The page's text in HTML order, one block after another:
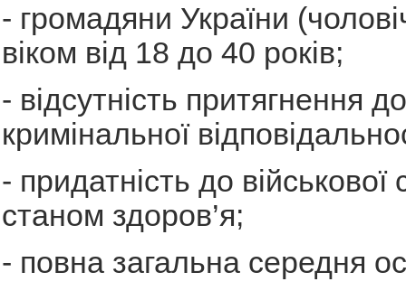
- громадяни України
віком від 18 до 40 років;
- відсутність притягнення до
кримінальної
- придатність до
станом здоров’я;
- повна загальна середня